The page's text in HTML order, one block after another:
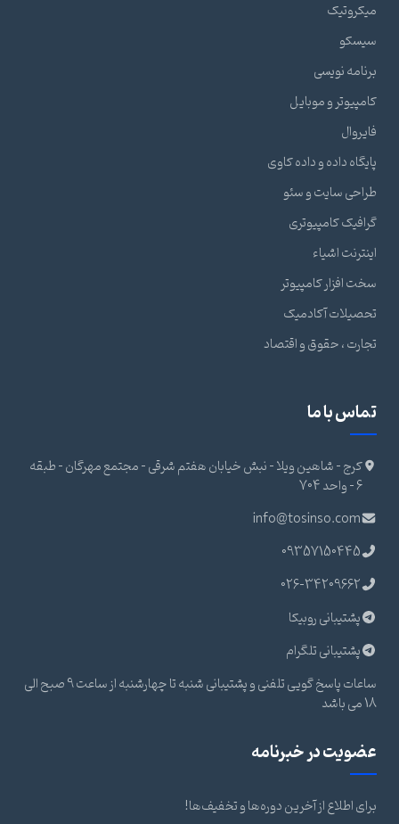
میکروتیک
سیسکو
برنامه نویسی
کامپیوتر و موبایل
فایروال
پایگاه داده و داده کاوی
طراحی سایت و سئو
گرافیک کامپیوتری
اینترنت اشیاء
سخت افزار کامپیوتر
تحصیلات آکادمیک
تجارت ، حقوق و اقتصاد
تماس با ما
کرج - شاهین ویلا - نبش خیابان هفتم شرقی - مجتمع مهرگان - طبقه
6 - واحد 704
info@tosinso.com
09357150445
026-34209662
پشتیبانی روبیکا
پشتیبانی تلگرام
ساعات پاسخ گویی تلفنی و پشتیبانی شنبه تا چهارشنبه از ساعت 9 صبح الی
18 می باشد
عضویت در خبرنامه
برای اطلاع از آخرین دوره‌ها و تخفیف‌ها!